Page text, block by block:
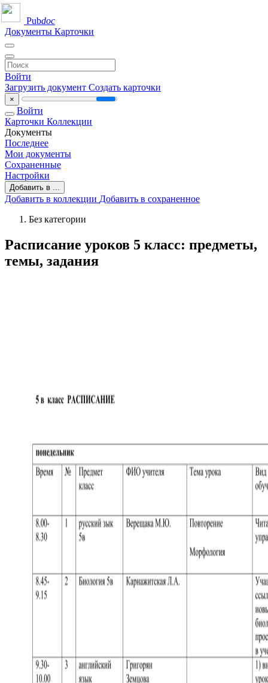
Pubdoc
Документы Карточки
Войти
Загрузить документ Создать карточки
×
Войти
Карточки Коллекции
Документы
Последнее
Мои документы
Сохраненные
Настройки
Добавить в ...
Добавить в коллекции Добавить в сохраненное
Без категории
Расписание уроков 5 класс: предметы,
темы, задания